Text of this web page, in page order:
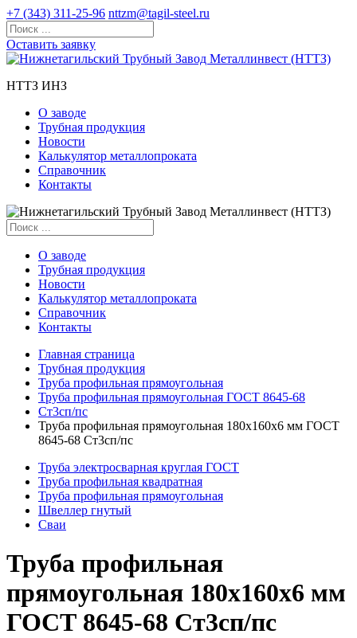
+7 (343) 311-25-96 nttzm@tagil-steel.ru
Оставить заявку
НТТЗ ИНЗ
О заводе
Трубная продукция
Новости
Калькулятор металлопроката
Справочник
Контакты
О заводе
Трубная продукция
Новости
Калькулятор металлопроката
Справочник
Контакты
Главная страница
Трубная продукция
Труба профильная прямоугольная
Труба профильная прямоугольная ГОСТ 8645-68
Ст3сп/пс
Труба профильная прямоугольная 180x160x6 мм ГОСТ
8645-68 Ст3сп/пс
Труба электросварная круглая ГОСТ
Труба профильная квадратная
Труба профильная прямоугольная
Швеллер гнутый
Сваи
Труба профильная
прямоугольная 180x160x6 мм
ГОСТ 8645-68 Ст3сп/пс